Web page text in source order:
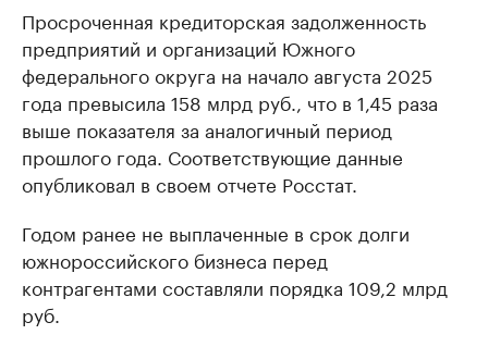
Просроченная кредиторская задолженность
предприятий и организаций Южного
федерального округа на начало августа 2025
года превысила 158 млрд руб., что в 1,45 раза
выше показателя за аналогичный период
прошлого года. Соответствующие данные
опубликовал в своем отчете Росстат.
Годом ранее не выплаченные в срок долги
южнороссийского бизнеса перед
контрагентами составляли порядка 109,2 млрд
руб.